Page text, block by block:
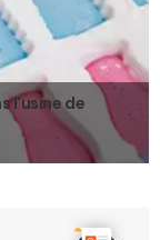
l'usine de